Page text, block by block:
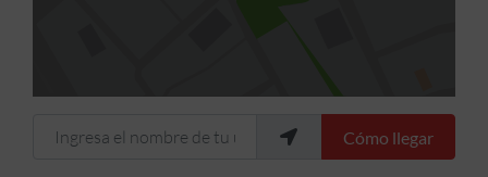
Ingresa el nombre de tu ubicación Cómo llegar